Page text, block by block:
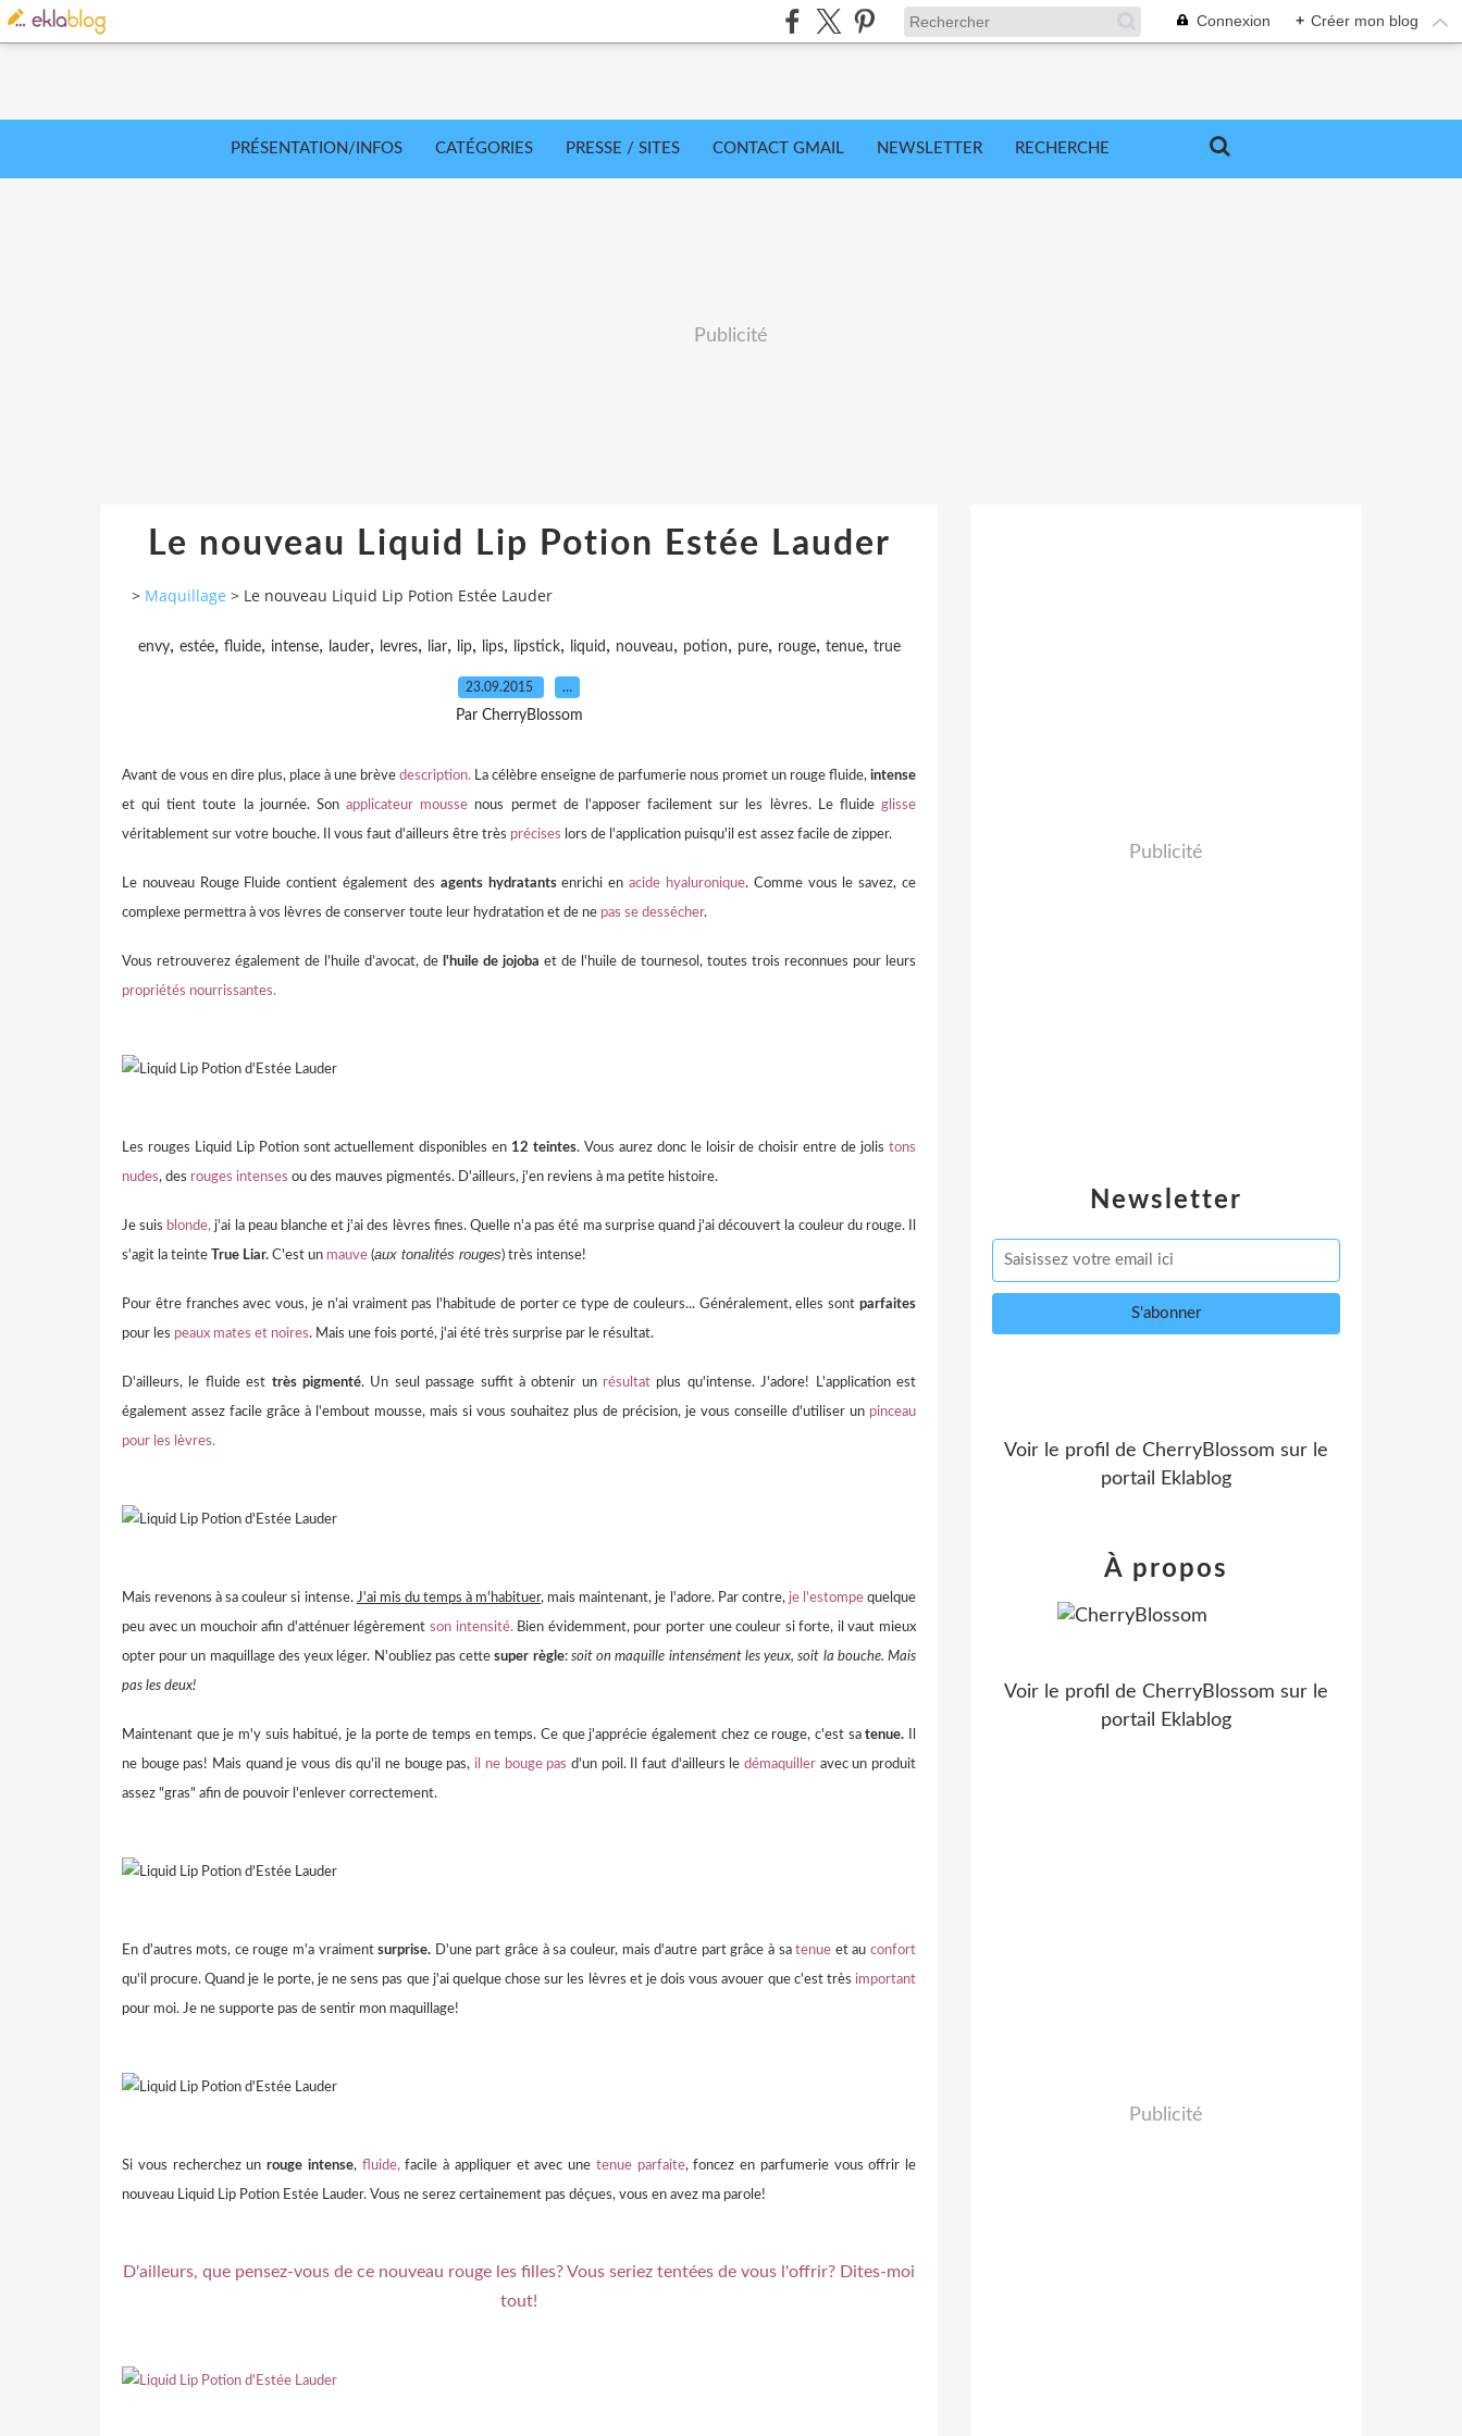
Connexion + Créer mon blog
PRÉSENTATION/INFOS CATÉGORIES PRESSE / SITES CONTACT GMAIL NEWSLETTER RECHERCHE
Publicité
Le nouveau Liquid Lip Potion Estée Lauder
> Maquillage > Le nouveau Liquid Lip Potion Estée Lauder
envy, estée, fluide, intense, lauder, levres, liar, lip, lips, lipstick, liquid , nouveau, potion, pure, rouge, tenue, true
23.09.2015 …
Par CherryBlossom
Avant de vous en dire plus, place à une brève description. La célèbre enseigne de parfumerie nous promet un rouge fluide, intense
et qui tient toute la journée. Sonapplicateur mousse nous permet de l'apposer facilement sur les lèvres. Le fluideglisse
véritablement sur votre bouche. Il vous faut d'ailleurs être très précises lors de l'application puisqu'il est assez facile de zipper.
Le nouveau Rouge Fluide contient également des agents hydratantsenrichi enacide hyaluronique. Comme vous le savez, ce
complexe permettra à vos lèvres de conserver toute leur hydratation et de ne pas se dessécher.
Vous retrouverez également de l'huile d’avocat, de l'huile de jojoba et de l'huile de tournesol, toutes trois reconnues pour leurs
propriétés nourrissantes.
Les rouges Liquid Lip Potion sont actuellement disponibles en 12 teintes. Vous aurez donc le loisir de choisir entre de jolis tons
nudes, des rouges intenses ou des mauves pigmentés. D'ailleurs, j'en reviens à ma petite histoire.
Je suis blonde, j'ai la peau blanche et j'ai des lèvres fines. Quelle n'a pas été ma surprise quand j'ai découvert la couleur du rouge. Il
s'agit la teinte True Liar. C'est un mauve (aux tonalités rouges) très intense!
Pour être franches avec vous, je n'ai vraiment pas l'habitude de porter ce type de couleurs... Généralement, elles sont parfaites
pour les peaux mates et noires. Mais une fois porté, j'ai été très surprise par le résultat.
D'ailleurs, le fluide est très pigmenté. Un seul passage suffit à obtenir un résultat plus qu'intense. J'adore! L'application est
également assez facile grâce à l'embout mousse, mais si vous souhaitez plus de précision, je vous conseille d'utiliser un pinceau
pour les lèvres.
Mais revenons à sa couleur si intense. J'ai mis du temps à m'habituer, mais maintenant, je l'adore. Par contre, je l'estompequelque
peu avec un mouchoir afin d'atténuer légèrementson intensité.Bien évidemment, pour porter une couleur si forte, il vaut mieux
opter pour un maquillage des yeux léger. N'oubliez pas cettesuper règle: soit on maquille intensément les yeux, soit la bouche. Mais
pas les deux!
Maintenant que je m'y suis habitué, je la porte de temps en temps. Ce que j'apprécie également chez ce rouge, c'est satenue.
ne bouge pas! Mais quand je vous dis qu'il ne bouge pas, il ne bouge pas d'un poil. Il faut d'ailleurs le démaquilleravec un produit
assez "gras" afin de pouvoir l'enlever correctement.
En d'autres mots, ce rouge m'a vraimentsurprise. D'une part grâce à sa couleur, mais d'autre part grâce à satenue et auconfort
qu'il procure. Quand je le porte, je ne sens pas que j'ai quelque chose sur les lèvres et je dois vous avouer que c'est très important
pour moi. Je ne supporte pas de sentir mon maquillage!
Si vous recherchez un rouge intense, fluide, facile à appliquer et avec une tenue parfaite, foncez en parfumerie vous offrir le
nouveau Liquid Lip Potion Estée Lauder. Vous ne serez certainement pas déçues, vous en avez ma parole!
D'ailleurs, que pensez-vous de ce nouveau rouge les filles? Vous seriez tentées de vous l'offrir? Dites-moi
tout!
Newsletter
Publicité
Voir le profil de CherryBlossom sur le
portail Eklablog
À propos
Voir le profil de CherryBlossom sur le
portail Eklablog
Publicité